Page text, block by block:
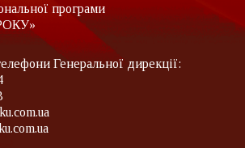
програми
Генеральної дирекції: